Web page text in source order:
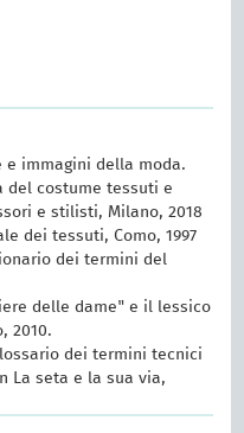
e immagini della moda.
del costume tessuti e
e stilisti, Milano, 2018
dei tessuti, Como, 1997
dei termini del
delle dame" e il lessico
2010.
dei termini tecnici
La seta e la sua via,